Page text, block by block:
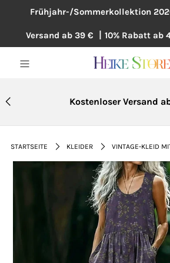
Frühjahr-/Sommerkollektion
Versand ab 39 € 丨10% Rabatt ab
Kostenloser Versand
STARTSEITE KLEIDER VINTAGE-KLEID
ÜBERGRÖßE